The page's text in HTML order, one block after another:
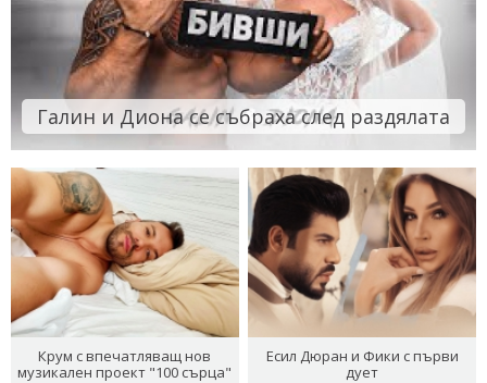
Галин и Диона се събраха след раздялата
Крум с впечатляващ нов
музикален проект "100 сърца"
Есил Дюран и Фики с първи
дует